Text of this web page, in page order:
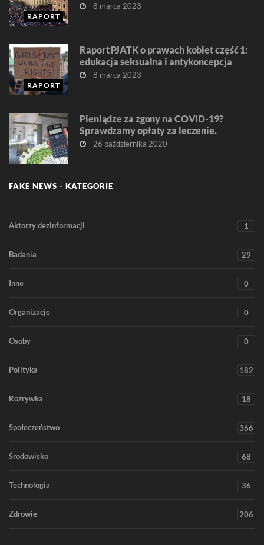
RAPORT
8 marca 2023
RAPORT
Raport PJATK o prawach kobiet część 1:
edukacja seksualna i antykoncepcja
8 marca 2023
Pieniądze za zgony na COVID-19?
Sprawdzamy opłaty za leczenie.
26 października 2020
FAKE NEWS - KATEGORIE
Aktorzy dezinformacji 1
Badania 29
Inne 0
Organizacje 0
Osoby 0
Polityka 182
Rozrywka 18
Społeczeństwo 366
Środowisko 68
Technologia 36
Zdrowie 206